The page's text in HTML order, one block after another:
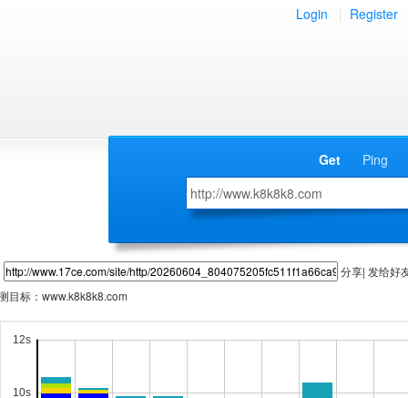
Login Register
Get Ping
分享| 发给好
目标： www.k8k8k8.com